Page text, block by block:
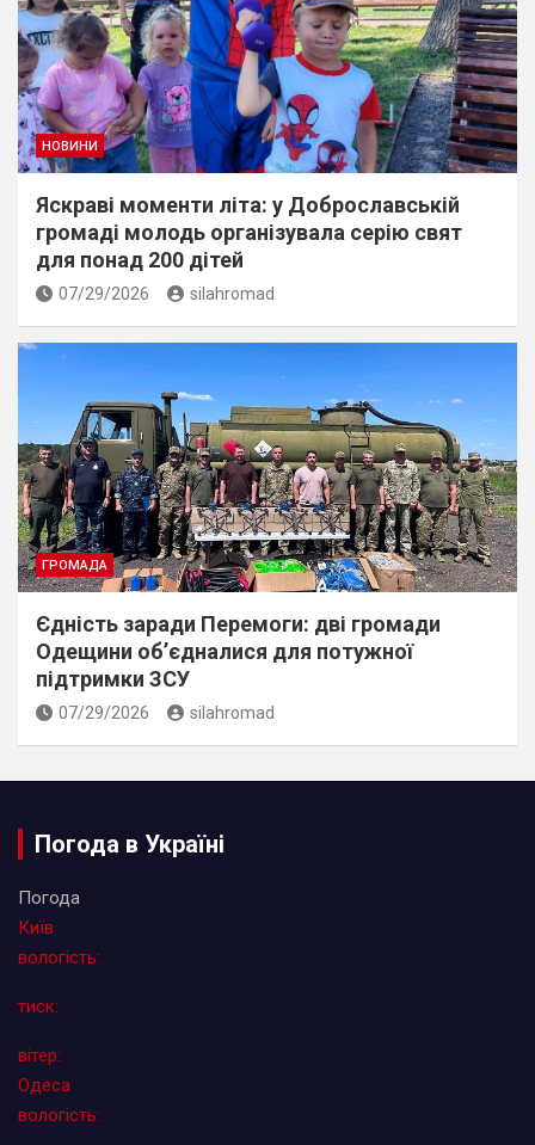
НОВИНИ
Яскраві моменти літа: у Доброславській
громаді молодь організувала серію свят
для понад 200 дітей
07/29/2026 silahromad
ГРОМАДА
Єдність заради Перемоги: дві громади
Одещини об’єдналися для потужної
підтримки ЗСУ
07/29/2026 silahromad
Погода в Україні
Погода
Київ
вологість:
тиск:
вітер:
Одеса
вологість: